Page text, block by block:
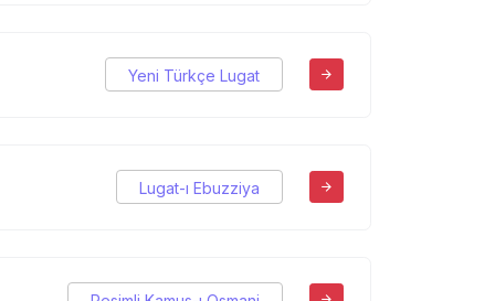
Yeni Türkçe Lugat
Lugat-ı Ebuzziya